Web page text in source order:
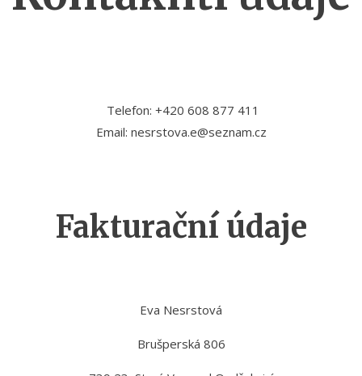
Telefon: +420 608 877 411
Email: nesrstova.e@seznam.cz
Fakturační údaje
Eva Nesrstová
Brušperská 806